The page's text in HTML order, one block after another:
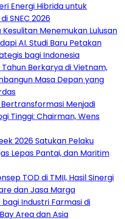
Energi Hibrida untuk
SNEC 2026
Kesulitan Menemukan Lulusan
AI. Studi Baru Petakan
bagi Indonesia
Berkarya di Vietnam,
Masa Depan yang
Menjadi
Tinggi: Chairman, Wens
2026 Satukan Pelaku
Lepas Pantai, dan Maritim
TOD di TMII, Hasil Sinergi
dan Jasa Marga
bagi Industri Farmasi di
Area dan Asia